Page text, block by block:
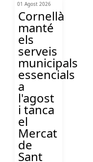
01 Agost 2026
Cornellà
manté
els
serveis
municipals
essencials
a
l'agost
i tanca
el
Mercat
de
Sant